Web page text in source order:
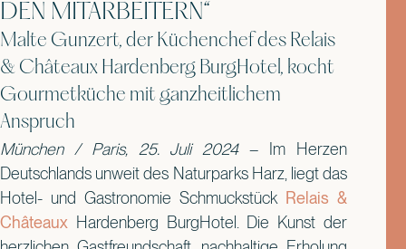
DEN MITARBEITERN“
Malte Gunzert, der Küchenchef des Relais
& Châteaux Hardenberg BurgHotel, kocht
Gourmetküche mit ganzheitlichem
Anspruch
München / Paris, 25. Juli 2024– Im Herzen
Deutschlands unweit des Naturparks Harz, liegt das
Hotel- und Gastronomie Schmuckstück Relais &
Châteaux Hardenberg BurgHotel. Die Kunst der